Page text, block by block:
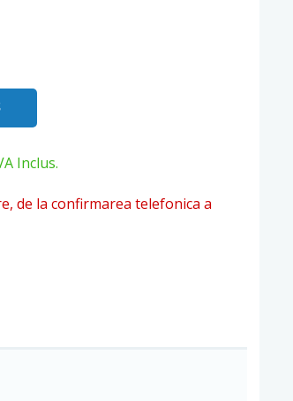
Inclus.
de la confirmarea telefonica a